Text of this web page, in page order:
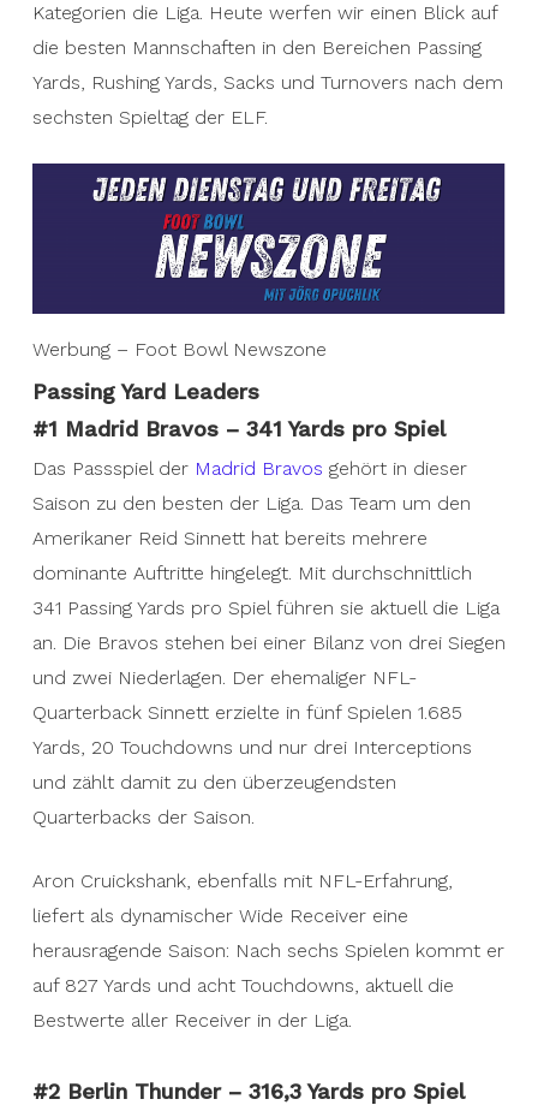
Kategorien die Liga. Heute werfen wir einen Blick auf
die besten Mannschaften in den Bereichen Passing
Yards, Rushing Yards, Sacks und Turnovers nach dem
sechsten Spieltag der ELF.
Werbung – Foot Bowl Newszone
Passing Yard Leaders
#1 Madrid Bravos – 341 Yards pro Spiel
Das Passspiel der Madrid Bravos gehört in dieser
Saison zu den besten der Liga. Das Team um den
Amerikaner Reid Sinnett hat bereits mehrere
dominante Auftritte hingelegt. Mit durchschnittlich
341 Passing Yards pro Spiel führen sie aktuell die Liga
an. Die Bravos stehen bei einer Bilanz von drei Siegen
und zwei Niederlagen. Der ehemaliger NFL-
Quarterback Sinnett erzielte in fünf Spielen 1.685
Yards, 20 Touchdowns und nur drei Interceptions
und zählt damit zu den überzeugendsten
Quarterbacks der Saison.
Aron Cruickshank, ebenfalls mit NFL-Erfahrung,
liefert als dynamischer Wide Receiver eine
herausragende Saison: Nach sechs Spielen kommt er
auf 827 Yards und acht Touchdowns, aktuell die
Bestwerte aller Receiver in der Liga.
#2 Berlin Thunder – 316,3 Yards pro Spiel